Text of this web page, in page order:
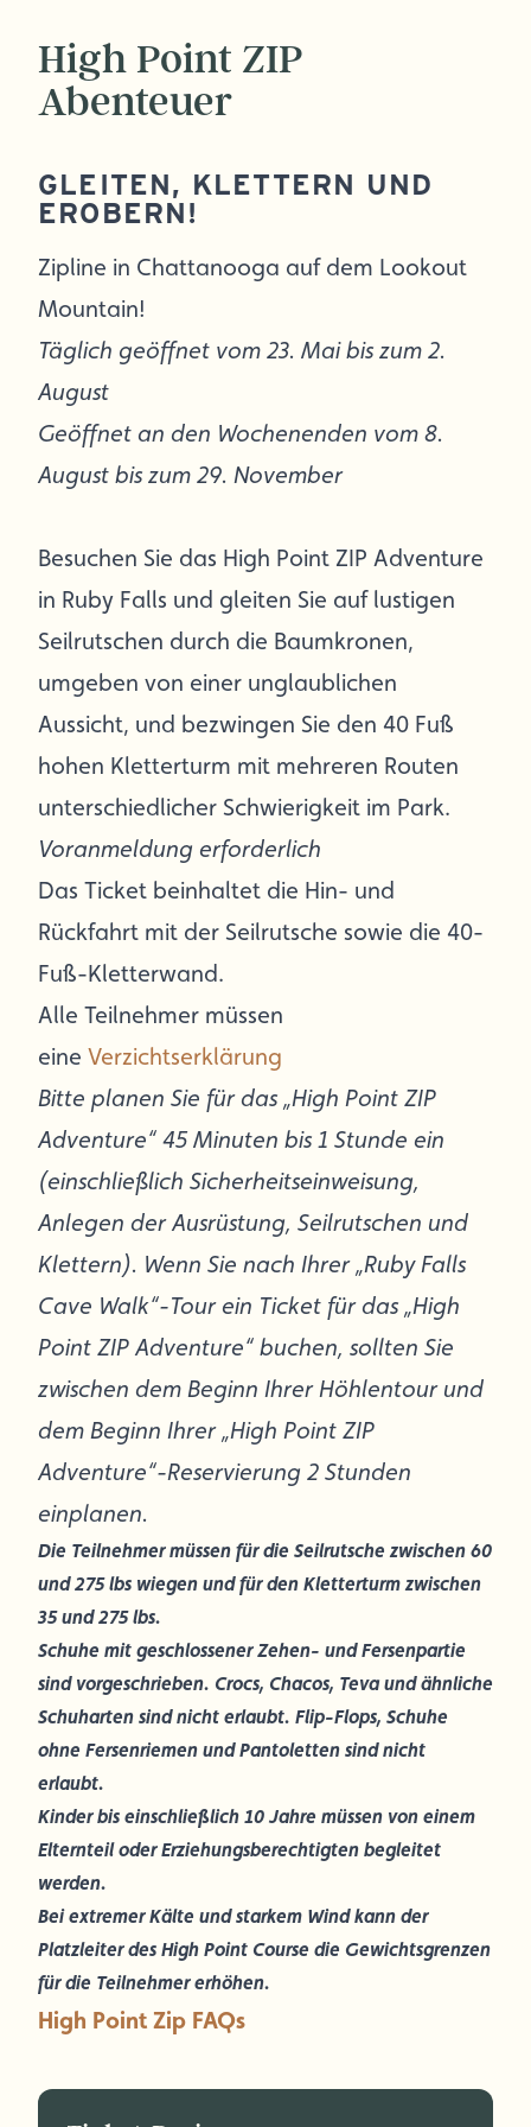
High Point ZIP
Abenteuer
GLEITEN, KLETTERN UND
EROBERN!
Zipline in Chattanooga auf dem Lookout
Mountain!
Täglich geöffnet vom 23. Mai bis zum 2.
August
Geöffnet an den Wochenenden vom 8.
August bis zum 29. November
Besuchen Sie das High Point ZIP Adventure
in Ruby Falls und gleiten Sie auf lustigen
Seilrutschen durch die Baumkronen,
umgeben von einer unglaublichen
Aussicht, und bezwingen Sie den 40 Fuß
hohen Kletterturm mit mehreren Routen
unterschiedlicher Schwierigkeit im Park.
Voranmeldung erforderlich
Das Ticket beinhaltet die Hin- und
Rückfahrt mit der Seilrutsche sowie die 40-
Fuß-Kletterwand.
Alle Teilnehmer müssen
eine Verzichtserklärung
Bitte planen Sie für das „High Point ZIP
Adventure“ 45 Minuten bis 1 Stunde ein
(einschließlich Sicherheitseinweisung,
Anlegen der Ausrüstung, Seilrutschen und
Klettern). Wenn Sie nach Ihrer „Ruby Falls
Cave Walk“-Tour ein Ticket für das „High
Point ZIP Adventure“ buchen, sollten Sie
zwischen dem Beginn Ihrer Höhlentour und
dem Beginn Ihrer „High Point ZIP
Adventure“-Reservierung 2 Stunden
einplanen.
Die Teilnehmer müssen für die Seilrutsche zwischen 60
und 275 lbs wiegen und für den Kletterturm zwischen
35 und 275 lbs.
Schuhe mit geschlossener Zehen- und Fersenpartie
sind vorgeschrieben. Crocs, Chacos, Teva und ähnliche
Schuharten sind nicht erlaubt. Flip-Flops, Schuhe
ohne Fersenriemen und Pantoletten sind nicht
erlaubt.
Kinder bis einschließlich 10 Jahre müssen von einem
Elternteil oder Erziehungsberechtigten begleitet
werden.
Bei extremer Kälte und starkem Wind kann der
Platzleiter des High Point Course die Gewichtsgrenzen
für die Teilnehmer erhöhen.
High Point Zip FAQs